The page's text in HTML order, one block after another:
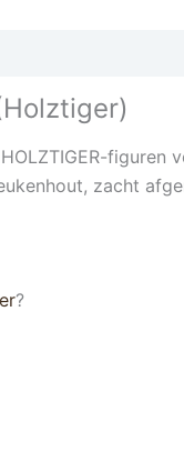
figuren
zacht
?